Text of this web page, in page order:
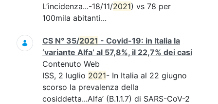
L’incidenza...-18/11/2021) vs 78 per
100mila abitanti...
CS N° 35/2021 - Covid-19: in Italia la
‘variante Alfa’ al 57,8%, il 22,7% dei casi
Contenuto Web
ISS, 2 luglio 2021- In Italia al 22 giugno
scorso la prevalenza della
cosiddetta...Alfa’ (B.1.1.7) di SARS-CoV-2